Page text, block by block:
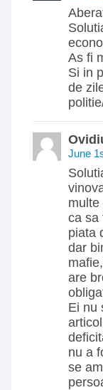
As fi
Si in
de
June
multe
ca sa
piata
dar
are
Ei nu
nu a
se